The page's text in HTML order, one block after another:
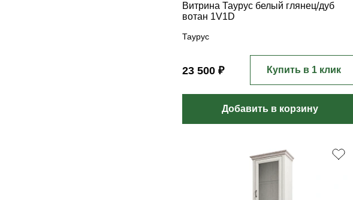
Витрина Таурус белый глянец/дуб
вотан 1V1D
Таурус
23 500 ₽ Купить в 1 клик
Добавить в корзину